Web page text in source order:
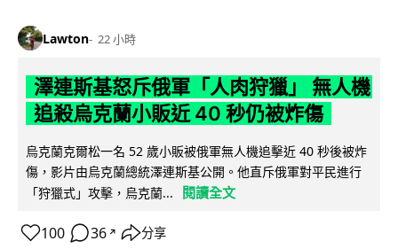
Lawton 22 小時
澤連斯基怒斥俄軍「人肉狩獵」 無人機
追殺烏克蘭小販近 40 秒仍被炸傷
烏克蘭克爾松一名 52 歲小販被俄軍無人機追擊近 40 秒後被炸
傷，影片由烏克蘭總統澤連斯基公開。他直斥俄軍對平民進行
「狩獵式」攻擊，烏克蘭...
閱讀全文
100 36 ↗ 分享